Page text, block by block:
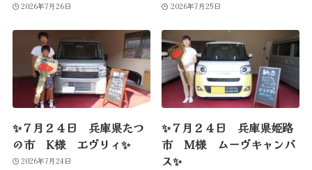
2026年7月26日 2026年7月25日
✨７月２４日 兵庫県たつ
の市 K様 エヴリィ✨
2026年7月24日
✨７月２４日 兵庫県姫路
市 M様 ムーヴキャンバ
ス✨